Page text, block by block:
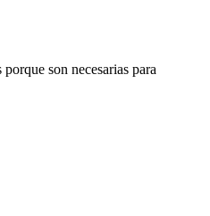
son necesarias para